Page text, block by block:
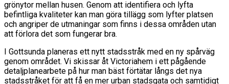
grönytor mellan husen. Genom att identifiera och lyfta
befintliga kvaliteter kan man göra tillägg som lyfter platsen
och angriper de utmaningar som finns i dessa områden utan
att förlora det som fungerar bra.
I Gottsunda planeras ett nytt stadsstråk med en ny spårväg
genom området. Vi skissar åt Victoriahem i ett pågående
detaljplanearbete på hur man bäst förtätar långs det nya
stadsstråket för att få en mer urban stadsgata och samtidigt